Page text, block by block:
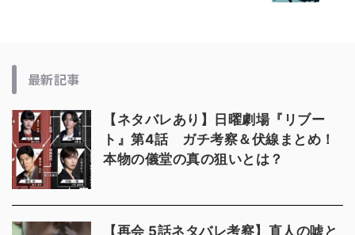
最新記事
【ネタバレあり】日曜劇場『リブー
ト』第4話 ガチ考察＆伏線まとめ！
本物の儀堂の真の狙いとは？
【再会 5話ネタバレ考察】直人の嘘と